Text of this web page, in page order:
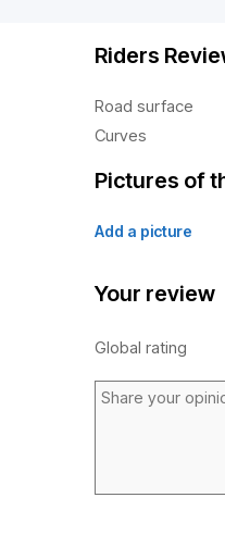
Riders
Road surface
Curves
Pictures of
Add a picture
Your review
Global rating